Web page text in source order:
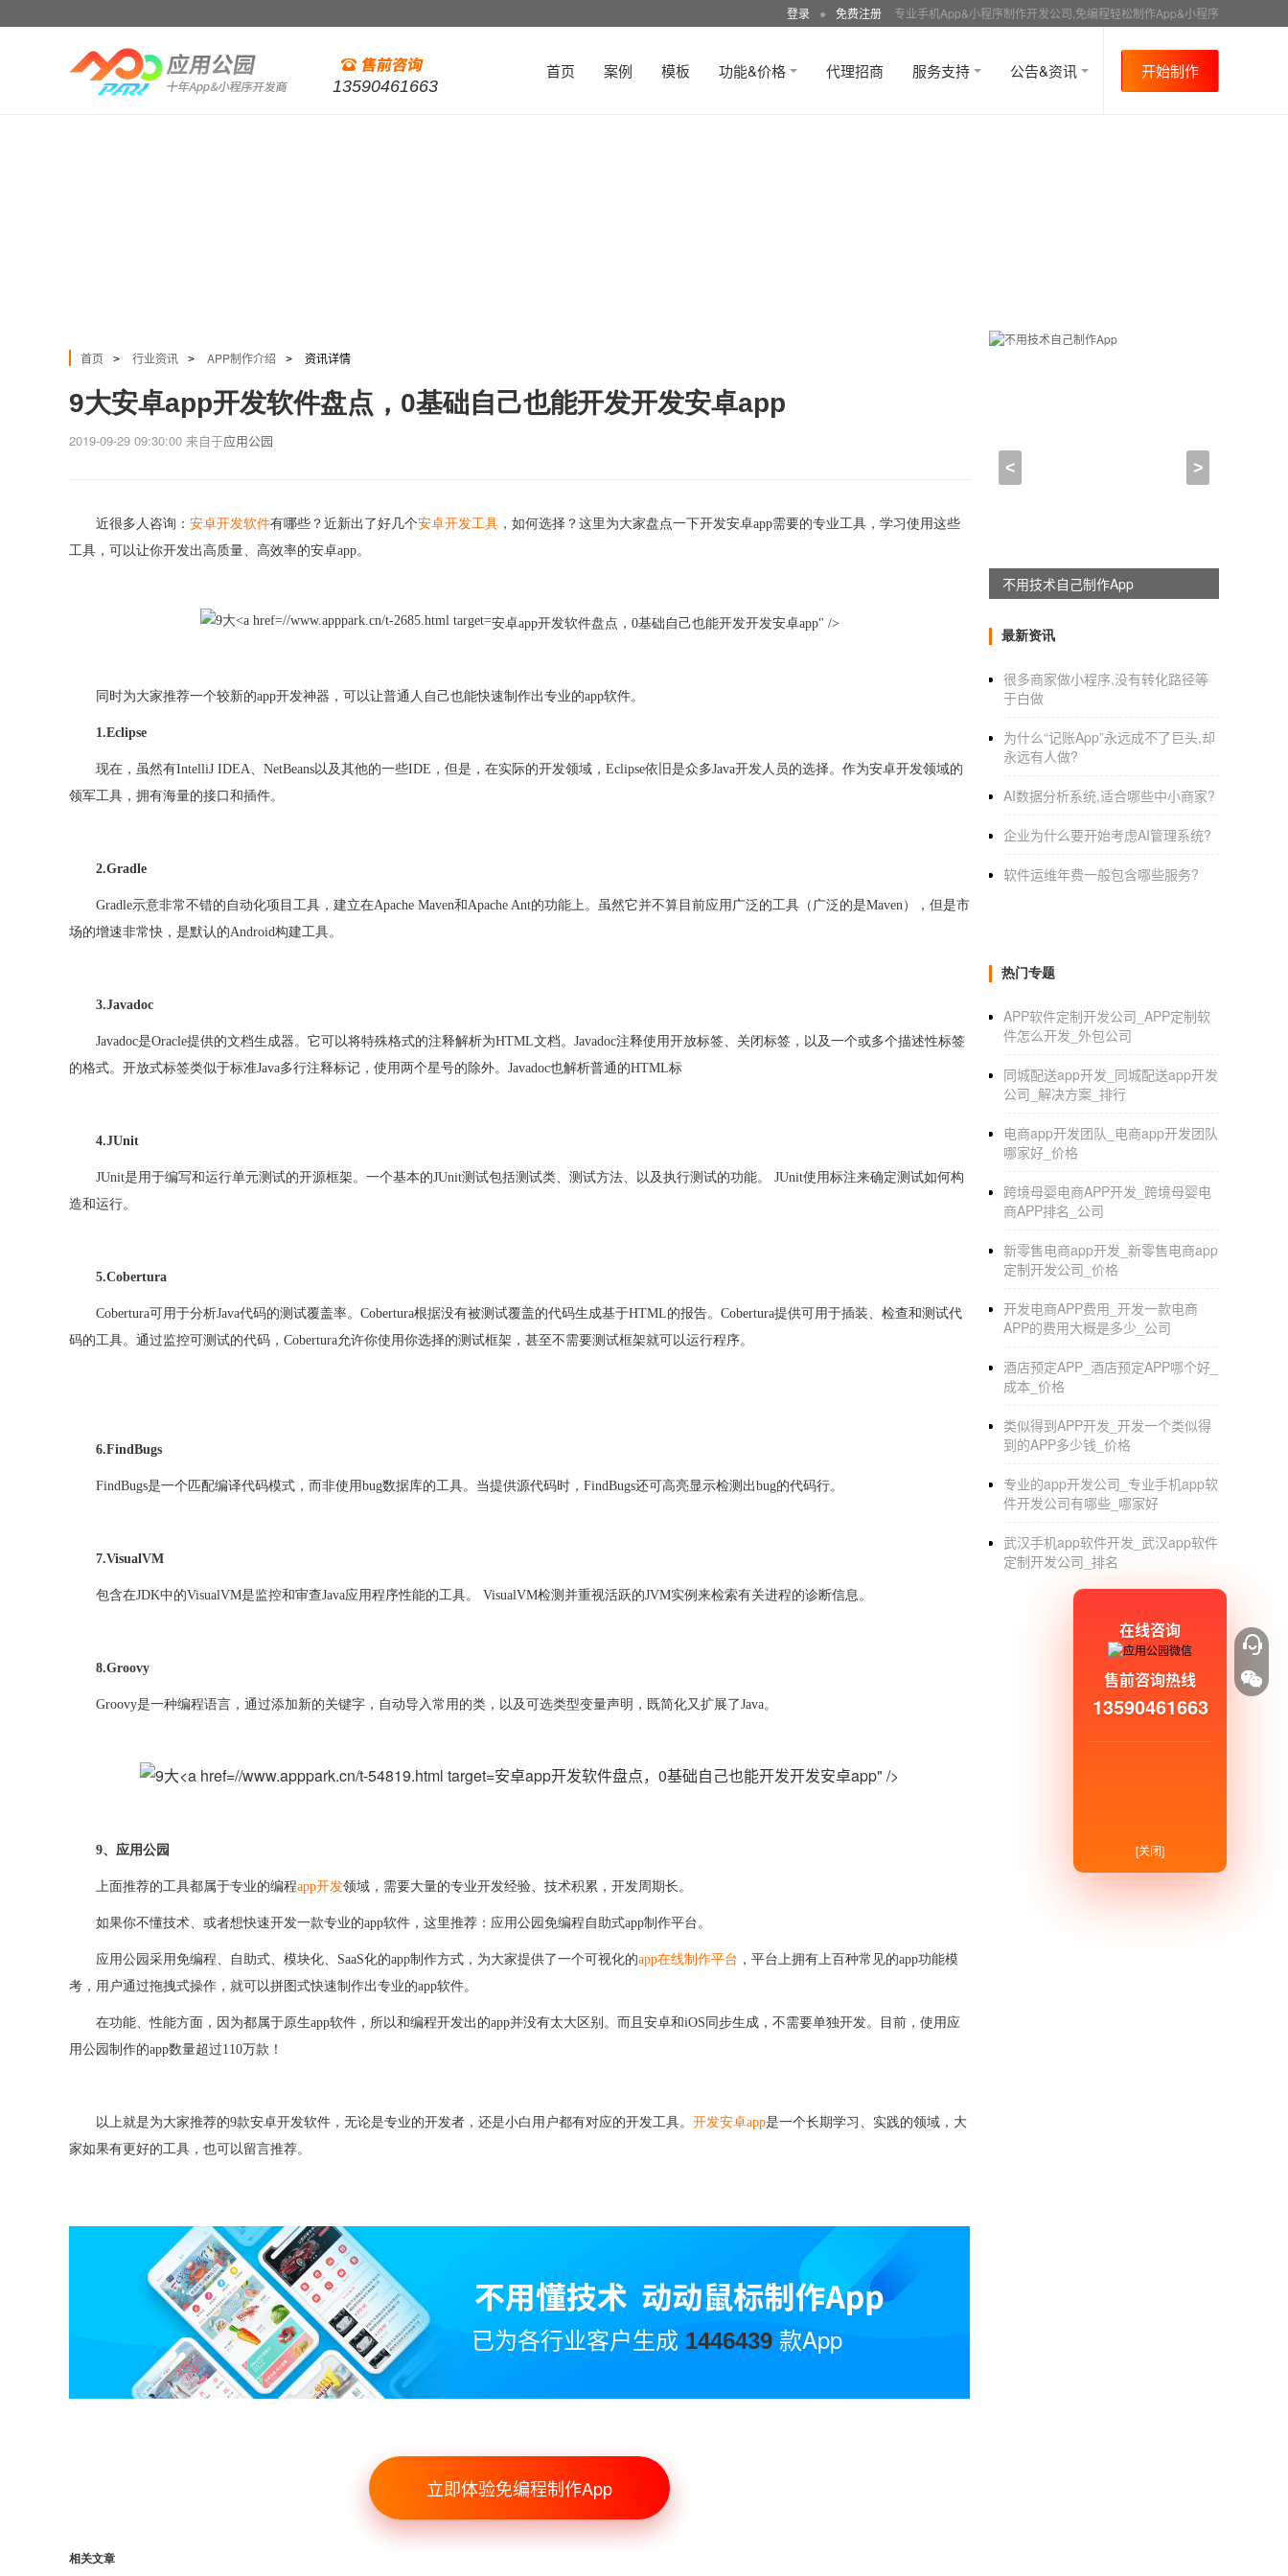
登录 ● 免费注册 专业手机App&小程序制作开发公司,免编程轻松制作App&小程序
13590461663
首页 案例 模板 功能&价格 代理招商 服务支持 公告&资讯 开始制作
首页 > 行业资讯 > APP制作介绍 > 资讯详情
9大安卓app开发软件盘点，0基础自己也能开发开发安卓app
2019-09-29 09:30:00 来自于应用公园
近很多人咨询： 安卓开发软件有哪些？近新出了好几个安卓开发工具 ，如何选择？这里为大家盘点一下开发安卓app需要的专业工具，学习使用这些
工具，可以让你开发出高质量、高效率的安卓app。
安卓app开发软件盘点，0基础自己也能开发开发安卓app" />
同时为大家推荐一个较新的app开发神器，可以让普通人自己也能快速制作出专业的app软件。
1.Eclipse
现在，虽然有IntelliJ IDEA、NetBeans以及其他的一些IDE，但是，在实际的开发领域，Eclipse依旧是众多Java开发人员的选择。作为安卓开发领域的
领军工具，拥有海量的接口和插件。
2.Gradle
Gradle示意非常不错的自动化项目工具，建立在Apache Maven和Apache Ant的功能上。虽然它并不算目前应用广泛的工具（广泛的是Maven），但是市
场的增速非常快，是默认的Android构建工具。
3.Javadoc
Javadoc是Oracle提供的文档生成器。它可以将特殊格式的注释解析为HTML文档。Javadoc注释使用开放标签、关闭标签，以及一个或多个描述性标签
的格式。开放式标签类似于标准Java多行注释标记，使用两个星号的除外。Javadoc也解析普通的HTML标
4.JUnit
JUnit是用于编写和运行单元测试的开源框架。一个基本的JUnit测试包括测试类、测试方法、以及执行测试的功能。 JUnit使用标注来确定测试如何构
造和运行。
5.Cobertura
Cobertura可用于分析Java代码的测试覆盖率。Cobertura根据没有被测试覆盖的代码生成基于HTML的报告。Cobertura提供可用于插装、检查和测试代
码的工具。通过监控可测试的代码，Cobertura允许你使用你选择的测试框架，甚至不需要测试框架就可以运行程序。
6.FindBugs
FindBugs是一个匹配编译代码模式，而非使用bug数据库的工具。当提供源代码时，FindBugs还可高亮显示检测出bug的代码行。
7.VisualVM
包含在JDK中的VisualVM是监控和审查Java应用程序性能的工具。 VisualVM检测并重视活跃的JVM实例来检索有关进程的诊断信息。
8.Groovy
Groovy是一种编程语言，通过添加新的关键字，自动导入常用的类，以及可选类型变量声明，既简化又扩展了Java。
安卓app开发软件盘点，0基础自己也能开发开发安卓app" />
9、应用公园
上面推荐的工具都属于专业的编程app开发领域，需要大量的专业开发经验、技术积累，开发周期长。
如果你不懂技术、或者想快速开发一款专业的app软件，这里推荐：应用公园免编程自助式app制作平台。
应用公园采用免编程、自助式、模块化、 SaaS化的app制作方式，为大家提供了一个可视化的app在线制作平台 ，平台上拥有上百种常见的app功能模
考，用户通过拖拽式操作，就可以拼图式快速制作出专业的app软件。
在功能、性能方面，因为都属于原生app软件，所以和编程开发出的app并没有太大区别。而且安卓和iOS同步生成，不需要单独开发。目前，使用应
用公园制作的app数量超过110万款！
以上就是为大家推荐的9款安卓开发软件，无论是专业的开发者，还是小白用户都有对应的开发工具。 开发安卓app是一个长期学习、实践的领域，大
家如果有更好的工具，也可以留言推荐。
已为各行业客户生成 1446439 款App
立即体验免编程制作App
相关文章
< >
不用技术自己制作App
最新资讯
很多商家做小程序,没有转化路径等
于白做
为什么“记账App”永远成不了巨头,却
永远有人做?
AI数据分析系统,适合哪些中小商家?
企业为什么要开始考虑AI管理系统?
软件运维年费一般包含哪些服务?
热门专题
APP软件定制开发公司_APP定制软
件怎么开发_外包公司
同城配送app开发_同城配送app开发
公司_解决方案_排行
电商app开发团队_电商app开发团队
哪家好_价格
跨境母婴电商APP开发_跨境母婴电
商APP排名_公司
新零售电商app开发_新零售电商app
定制开发公司_价格
开发电商APP费用_开发一款电商
APP的费用大概是多少_公司
酒店预定APP_酒店预定APP哪个好_
成本_价格
类似得到APP开发_开发一个类似得
到的APP多少钱_价格
专业的app开发公司_专业手机app软
件开发公司有哪些_哪家好
武汉手机app软件开发_武汉app软件
定制开发公司_排名
在线咨询
售前咨询热线
13590461663
[关闭]